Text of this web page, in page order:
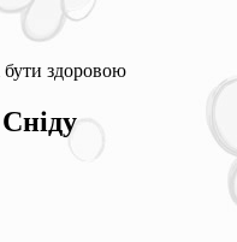
бути здоровою